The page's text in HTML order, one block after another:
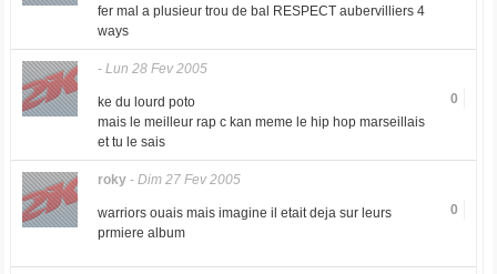
fer mal a plusieur trou de bal RESPECT aubervilliers 4
ways
- Lun 28 Fev 2005
0
ke du lourd poto
mais le meilleur rap c kan meme le hip hop marseillais
et tu le sais
roky- Dim 27 Fev 2005
0
warriors ouais mais imagine il etait deja sur leurs
prmiere album